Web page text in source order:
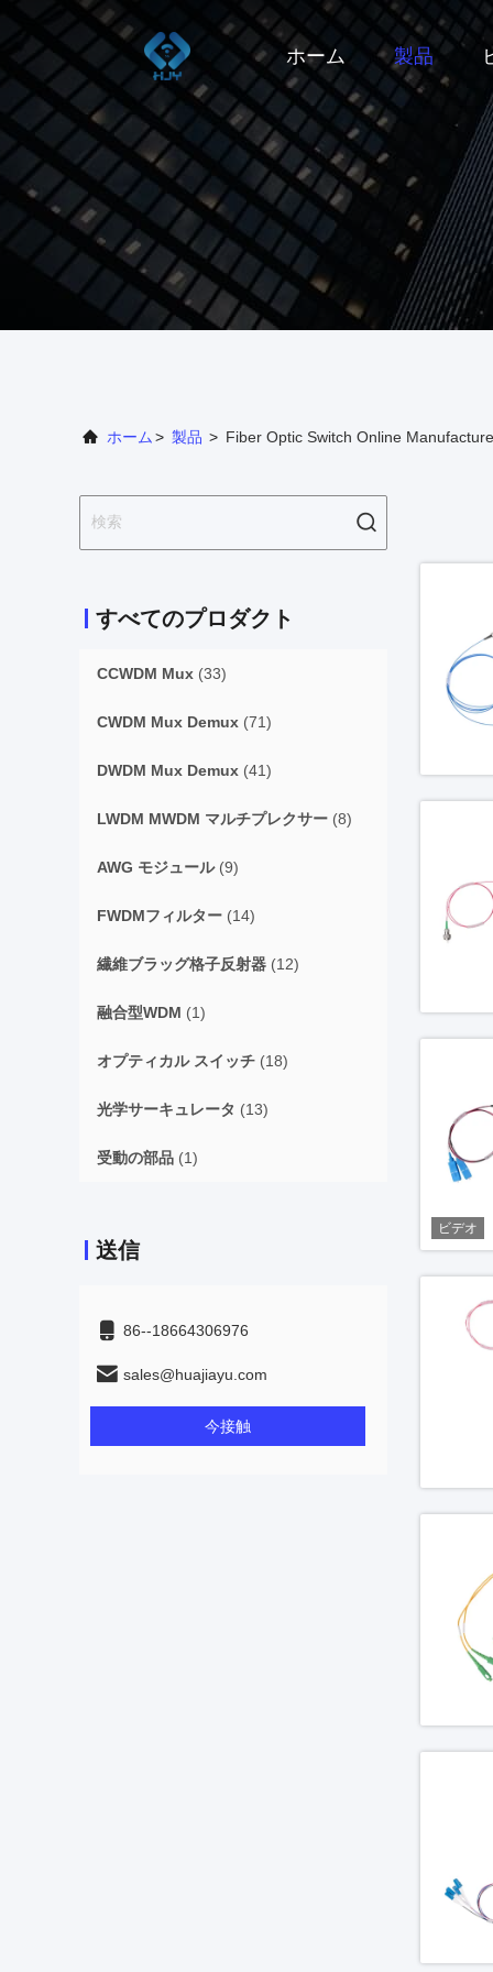
ホーム 製品
ホーム > 製品 > Fiber Optic Switch Online
すべてのプロダクト
CCWDM Mux (33)
CWDM Mux Demux (71)
DWDM Mux Demux (41)
LWDM MWDM マルチプレクサー (8)
AWG モジュール(9)
FWDMフィルター (14)
繊維ブラッグ格子反射器 (12)
融合型WDM (1)
オプティカル スイッチ (18)
光学サーキュレータ (13)
受動の部品 (1)
送信
86--18664306976
sales@huajiayu.com
今接触
ビデオ